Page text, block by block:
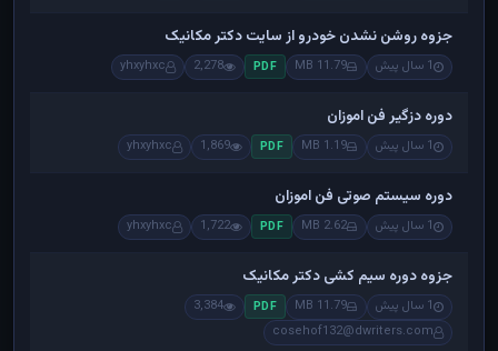
جزوه روشن نشدن خودرو از سایت دکتر مکانیک
1 سال پیش 11.79 MB
PDF
2,278
yhxyhxc
دوره دزگیر فن اموزان
1 سال پیش 1.19 MB
PDF
1,869
yhxyhxc
دوره سیستم صوتی فن اموزان
1 سال پیش 2.62 MB
PDF
1,722
yhxyhxc
جزوه دوره سیم کشی دکتر مکانیک
1 سال پیش 11.79 MB
PDF
3,384
cosehof132@dwriters.com